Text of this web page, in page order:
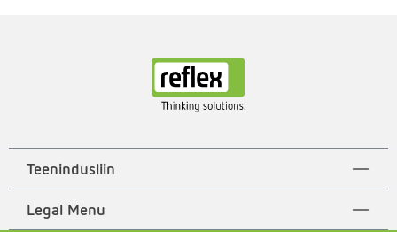
Teenindusliin
Legal Menu